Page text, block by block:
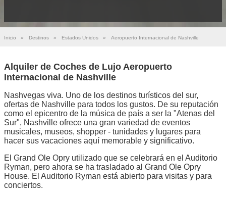
Inicio » Destinos » Estados Unidos » Aeropuerto Internacional de Nashville
Alquiler de Coches de Lujo Aeropuerto
Internacional de Nashville
Nashvegas viva. Uno de los destinos turísticos del sur,
ofertas de Nashville para todos los gustos. De su reputación
como el epicentro de la música de país a ser la "Atenas del
Sur", Nashville ofrece una gran variedad de eventos
musicales, museos, shopper - tunidades y lugares para
hacer sus vacaciones aquí memorable y significativo.
El Grand Ole Opry utilizado que se celebrará en el Auditorio
Ryman, pero ahora se ha trasladado al Grand Ole Opry
House. El Auditorio Ryman está abierto para visitas y para
conciertos.